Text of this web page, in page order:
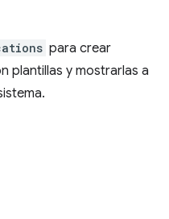
para crear
plantillas y mostrarlas a